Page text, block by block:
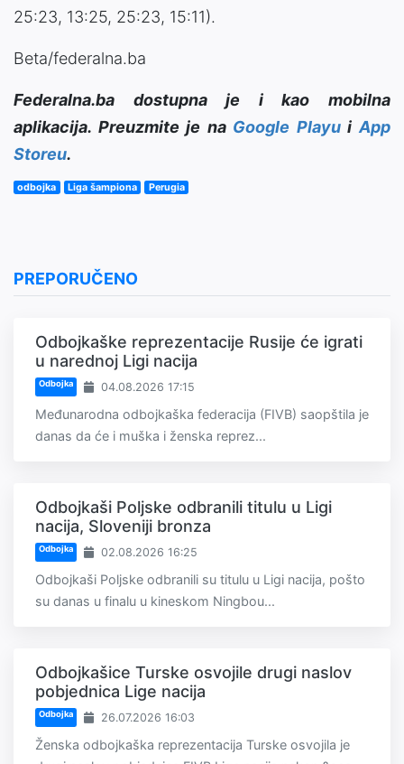
25:23, 13:25, 25:23, 15:11).
Beta/federalna.ba
Federalna.ba dostupna je i kao mobilna
aplikacija. Preuzmite je na Google PlayuiApp
Storeu.
odbojka Liga šampiona Perugia
PREPORUČENO
Odbojkaške reprezentacije Rusije će igrati
u narednoj Ligi nacija
Odbojka 04.08.2026 17:15
Međunarodna odbojkaška federacija (FIVB) saopštila je
danas da će i muška i ženska reprez...
Odbojkaši Poljske odbranili titulu u Ligi
nacija, Sloveniji bronza
Odbojka 02.08.2026 16:25
Odbojkaši Poljske odbranili su titulu u Ligi nacija, pošto
su danas u finalu u kineskom Ningbou...
Odbojkašice Turske osvojile drugi naslov
pobjednica Lige nacija
Odbojka 26.07.2026 16:03
Ženska odbojkaška reprezentacija Turske osvojila je